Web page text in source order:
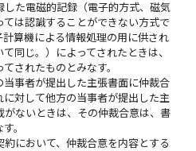
した電磁的記録（電子的方式、磁気
は認識することができない方式で
算機による情報処理の用に供され
同じ。）によってされたときは、
されたものとみなす。
事者が提出した主張書面に仲裁合
対して他方の当事者が提出した主
ないときは、その仲裁合意は、書
。
において、仲裁合意を内容とする